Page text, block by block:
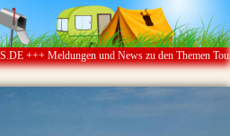
+++ Meldungen und News zu den Themen